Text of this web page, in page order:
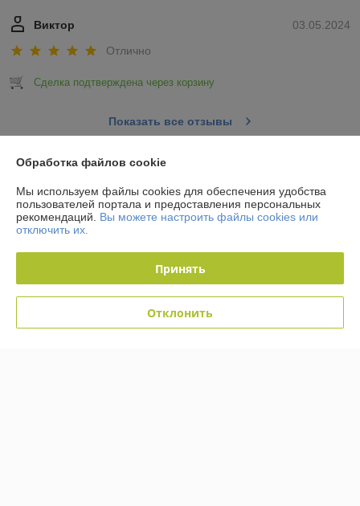
03.05.2024
Виктор
Отлично
Сделка подтверждена через корзину
Показать все отзывы
Контакты
Доставка и оплата
Полная версия сайта
Обработка файлов cookie
Мы используем файлы cookies для обеспечения удобства
пользователей портала и предоставления персональных
рекомендаций. Вы можете настроить файлы cookies или
отключить их.
Принять
Отклонить